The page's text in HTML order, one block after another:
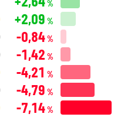
%
+2,09 %
-0,84%
-1,42 %
-4,21 %
-4,79 %
-7,14%